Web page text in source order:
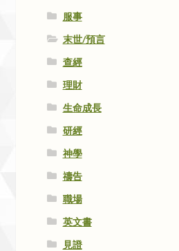
服事
末世/預言
查經
理財
生命成長
研經
神學
禱告
職場
英文書
見證